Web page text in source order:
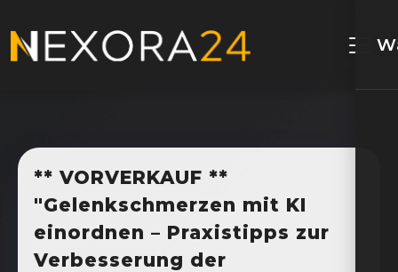
** VORVERKAUF **
"Gelenkschmerzen mit KI
einordnen – Praxistipps zur
Verbesserung der